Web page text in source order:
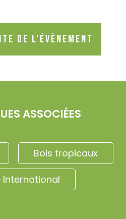
de l'évènement
ASSOCIÉES
Bois tropicaux
International